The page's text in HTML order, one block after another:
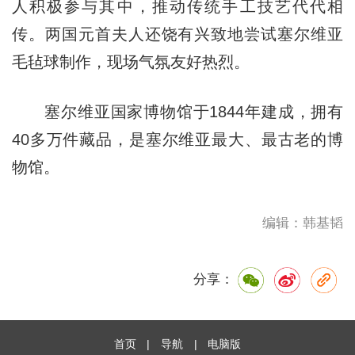
人积极参与其中，推动传统手工技艺代代相
传。两国元首夫人还饶有兴致地尝试塞尔维亚
毛毡球制作，现场气氛友好热烈。
塞尔维亚国家博物馆于1844年建成，拥有
40多万件藏品，是塞尔维亚最大、最古老的博
物馆。
编辑：韩基韬
分享：
首页 | 导航 | 电脑版